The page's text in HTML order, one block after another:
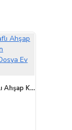
Çok Amaçlı 2 Raflı Ahşap Kahverengi Modern Dekoratif Kitaplık Dosya Ev Ofis Rafı